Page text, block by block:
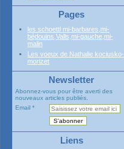
Pages
les schoettl mi-barbares,mi-
bédouins,Valls,mi-gauche,mi-
malin
Les voeux de Nathalie kociusko-
morizet
Newsletter
Abonnez-vous pour être averti des
nouveaux articles publiés.
Email
Liens